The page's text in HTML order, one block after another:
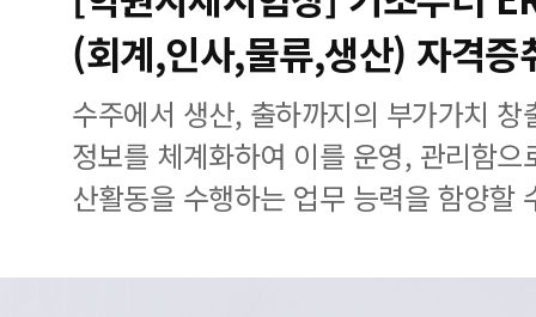
(회계,인사,물류,생산) 자격증
수주에서 생산, 출하까지의 부가가치
정보를 체계화하여 이를 운영, 관리함
산활동을 수행하는 업무 능력을 함양할